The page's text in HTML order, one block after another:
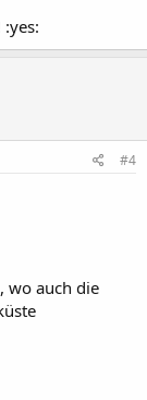
und
beim Melchior-
Erkenntnisse
findest du
und weniger,
#4
wo auch die